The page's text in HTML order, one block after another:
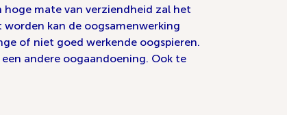
hoge mate van verziendheid zal het
kan de oogsamenwerking
of niet goed werkende oogspieren.
andere oogaandoening. Ook te